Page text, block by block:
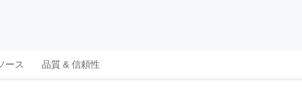
ース 品質 & 信頼性